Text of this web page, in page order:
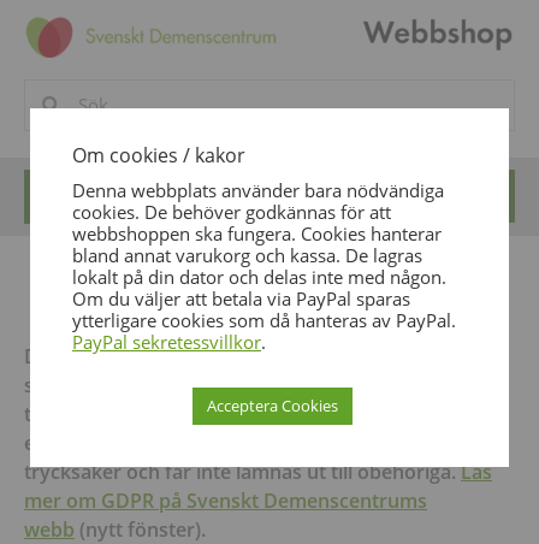
0
GDPR | Personuppgifter
De personuppgifter som du lämnar vid beställningen
skyddas av GDPR, den nya EU-förordningen som
träder i kraft den 25 maj 2018. Uppgifterna används
endast för att kunna leverera och fakturera dina
trycksaker och får inte lämnas ut till obehöriga.Läs
mer om GDPR på Svenskt Demenscentrums
webb (nytt fönster).
Om cookies / kakor
Denna webbplats använder bara nödvändiga
cookies. De behöver godkännas för att
webbshoppen ska fungera. Cookies hanterar
bland annat varukorg och kassa. De lagras
lokalt på din dator och delas inte med någon.
Om du väljer att betala via PayPal sparas
ytterligare cookies som då hanteras av PayPal.
PayPal sekretessvillkor.
Acceptera Cookies